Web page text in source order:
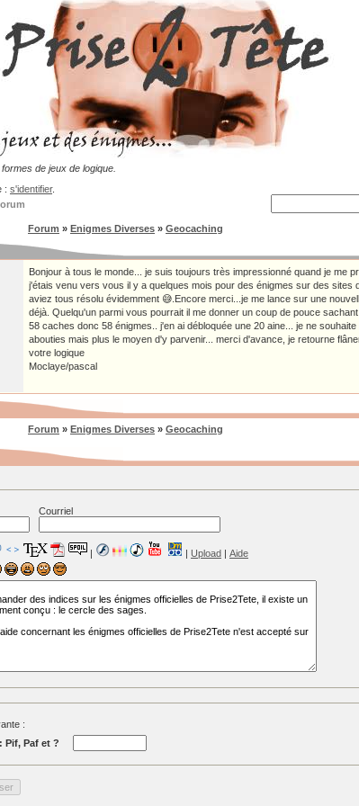
de jeux de logique.
: s'identifier.
Forum » Enigmes Diverses » Geocaching
Bonjour à tous le monde... je suis toujours très impressionné quand je me
j'étais venu vers vous il y a quelques mois pour des énigmes sur des sites
aviez tous résolu évidemment 😅.Encore merci...je me lance sur une
déjà. Quelqu'un parmi vous pourrait il me donner un coup de pouce
58 caches donc 58 énigmes.. j'en ai débloquée une 20 aine... je ne
abouties mais plus le moyen d'y parvenir... merci d'avance, je retourne
votre logique
Moclaye/pascal
Forum » Enigmes Diverses » Geocaching
Courriel
| | Upload | Aide
:
Pif, Paf et ?